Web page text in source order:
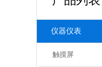
仪器仪表
触摸屏